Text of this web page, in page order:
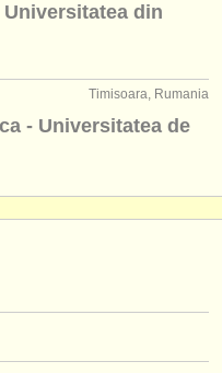
din
Timisoara, Rumania
- Universitatea de